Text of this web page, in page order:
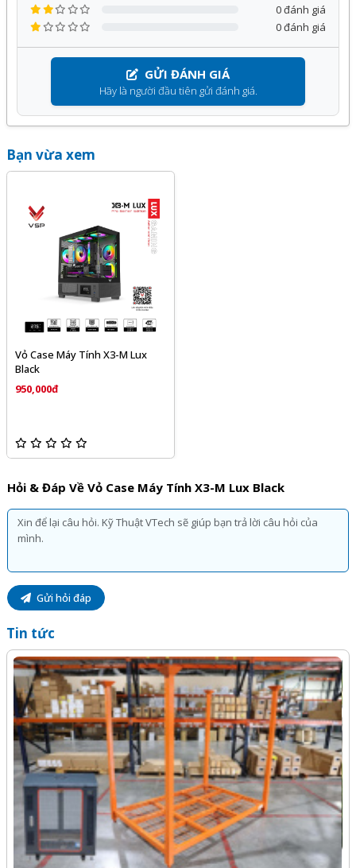
GỬI ĐÁNH GIÁ
Hãy là người đầu tiên gửi đánh giá.
0 đánh giá
0 đánh giá
Bạn vừa xem
Vỏ Case Máy Tính X3-M Lux
Black
950,000đ
Hỏi & Đáp Về Vỏ Case Máy Tính X3-M Lux Black
Gửi hỏi đáp
Tin tức